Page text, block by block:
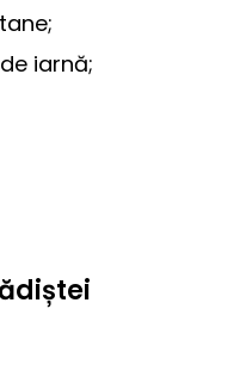
iarnă;